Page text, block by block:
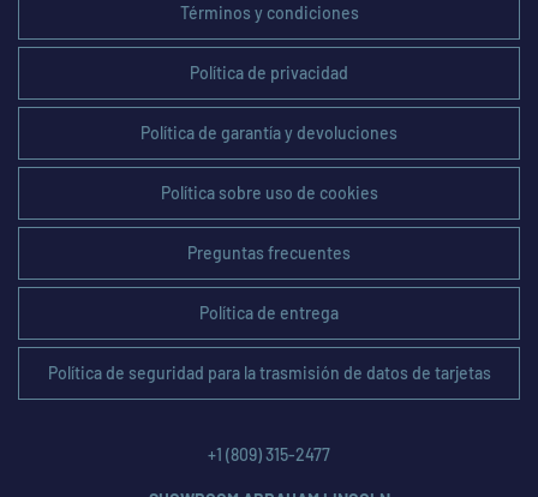
Términos y condiciones
Política de privacidad
Política de garantía y devoluciones
Política sobre uso de cookies
Preguntas frecuentes
Política de entrega
Política de seguridad para la trasmisión de datos de tarjetas
+1 (809) 315-2477